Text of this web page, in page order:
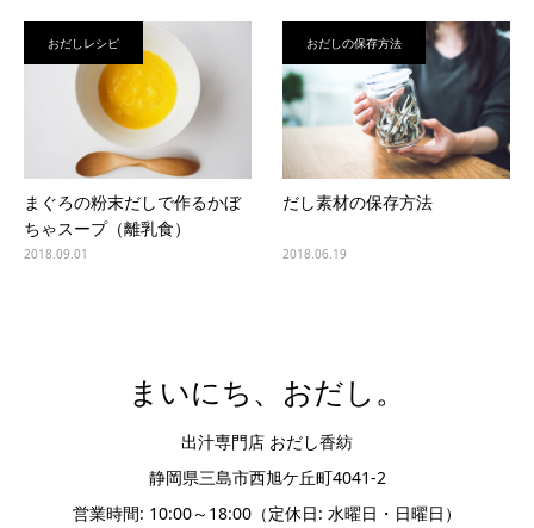
おだしレシピ
まぐろの粉末だしで作るかぼ
ちゃスープ（離乳食）
2018.09.01
おだしの保存方法
だし素材の保存方法
2018.06.19
まいにち、おだし。
出汁専門店 おだし香紡
静岡県三島市西旭ケ丘町4041-2
営業時間: 10:00～18:00（定休日: 水曜日・日曜日）